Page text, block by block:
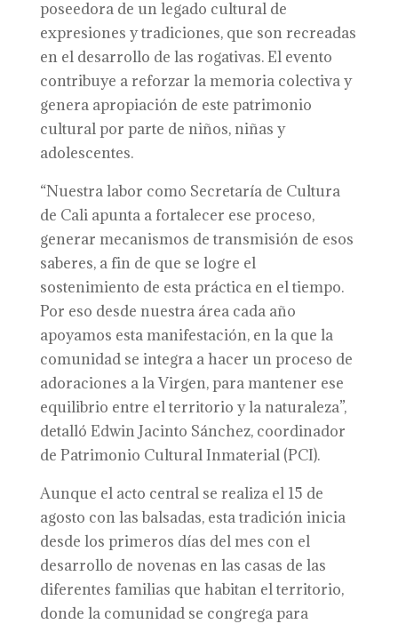
poseedora de un legado cultural de
expresiones y tradiciones, que son recreadas
en el desarrollo de las rogativas. El evento
contribuye a reforzar la memoria colectiva y
genera apropiación de este patrimonio
cultural por parte de niños, niñas y
adolescentes.
“Nuestra labor como Secretaría de Cultura
de Cali apunta a fortalecer ese proceso,
generar mecanismos de transmisión de esos
saberes, a fin de que se logre el
sostenimiento de esta práctica en el tiempo.
Por eso desde nuestra área cada año
apoyamos esta manifestación, en la que la
comunidad se integra a hacer un proceso de
adoraciones a la Virgen, para mantener ese
equilibrio entre el territorio y la naturaleza”,
detalló Edwin Jacinto Sánchez, coordinador
de Patrimonio Cultural Inmaterial (PCI).
Aunque el acto central se realiza el 15 de
agosto con las balsadas, esta tradición inicia
desde los primeros días del mes con el
desarrollo de novenas en las casas de las
diferentes familias que habitan el territorio,
donde la comunidad se congrega para